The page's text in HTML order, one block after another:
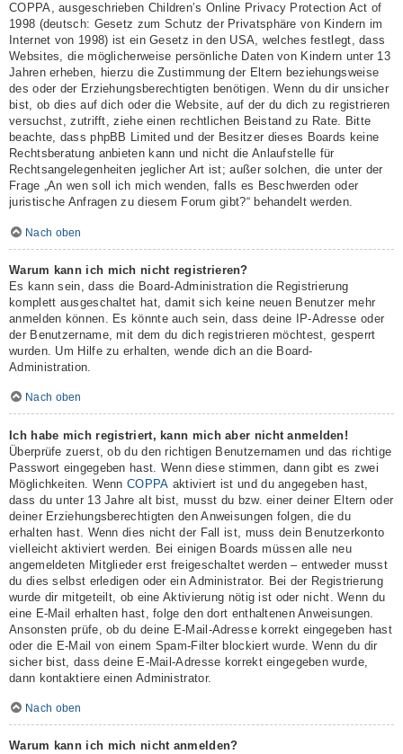
COPPA, ausgeschrieben Children’s Online Privacy Protection Act of
1998 (deutsch: Gesetz zum Schutz der Privatsphäre von Kindern im
Internet von 1998) ist ein Gesetz in den USA, welches festlegt, dass
Websites, die möglicherweise persönliche Daten von Kindern unter 13
Jahren erheben, hierzu die Zustimmung der Eltern beziehungsweise
des oder der Erziehungsberechtigten benötigen. Wenn du dir unsicher
bist, ob dies auf dich oder die Website, auf der du dich zu registrieren
versuchst, zutrifft, ziehe einen rechtlichen Beistand zu Rate. Bitte
beachte, dass phpBB Limited und der Besitzer dieses Boards keine
Rechtsberatung anbieten kann und nicht die Anlaufstelle für
Rechtsangelegenheiten jeglicher Art ist; außer solchen, die unter der
Frage „An wen soll ich mich wenden, falls es Beschwerden oder
juristische Anfragen zu diesem Forum gibt?“ behandelt werden.
Nach oben
Warum kann ich mich nicht registrieren?
Es kann sein, dass die Board-Administration die Registrierung
komplett ausgeschaltet hat, damit sich keine neuen Benutzer mehr
anmelden können. Es könnte auch sein, dass deine IP-Adresse oder
der Benutzername, mit dem du dich registrieren möchtest, gesperrt
wurden. Um Hilfe zu erhalten, wende dich an die Board-
Administration.
Nach oben
Ich habe mich registriert, kann mich aber nicht anmelden!
Überprüfe zuerst, ob du den richtigen Benutzernamen und das richtige
Passwort eingegeben hast. Wenn diese stimmen, dann gibt es zwei
Möglichkeiten. WennCOPPA aktiviert ist und du angegeben hast,
dass du unter 13 Jahre alt bist, musst du bzw. einer deiner Eltern oder
deiner Erziehungsberechtigten den Anweisungen folgen, die du
erhalten hast. Wenn dies nicht der Fall ist, muss dein Benutzerkonto
vielleicht aktiviert werden. Bei einigen Boards müssen alle neu
angemeldeten Mitglieder erst freigeschaltet werden – entweder musst
du dies selbst erledigen oder ein Administrator. Bei der Registrierung
wurde dir mitgeteilt, ob eine Aktivierung nötig ist oder nicht. Wenn du
eine E-Mail erhalten hast, folge den dort enthaltenen Anweisungen.
Ansonsten prüfe, ob du deine E-Mail-Adresse korrekt eingegeben hast
oder die E-Mail von einem Spam-Filter blockiert wurde. Wenn du dir
sicher bist, dass deine E-Mail-Adresse korrekt eingegeben wurde,
dann kontaktiere einen Administrator.
Nach oben
Warum kann ich mich nicht anmelden?